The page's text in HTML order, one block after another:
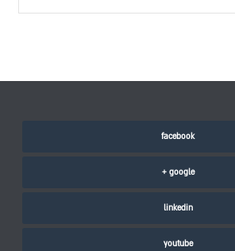
facebook
google +
linkedin
youtube